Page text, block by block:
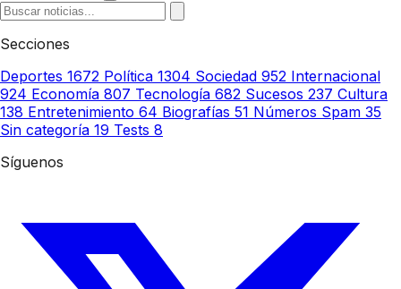
Secciones
Deportes 1672 Política 1304 Sociedad 952 Internacional
924 Economía 807 Tecnología 682 Sucesos 237 Cultura
138 Entretenimiento 64 Biografías 51 Números Spam 35
Sin categoría 19 Tests 8
Síguenos